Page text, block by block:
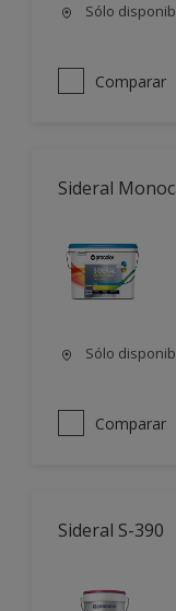
Sólo
Comparar
Sideral
Sólo
Comparar
Sideral S-390